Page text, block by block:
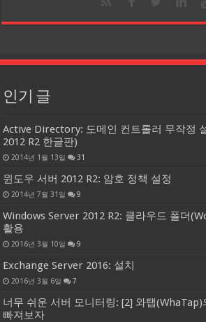
인기 글
Active Directory: 도메인 컨트롤러 무작정
2012 R2 한글판)
2014년 1월 13일 31
윈도우 서버 2012 R2: 암호 정책 설정
2014년 7월 31일 9
Windows Server 2012 R2: 클라우드 폴더
활용
2016년 3월 10일 9
Exchange Server 2016: 설치
2016년 3월 6일 7
너무 쉬운 서버 모니터링: [2] 와탭
빠져보자